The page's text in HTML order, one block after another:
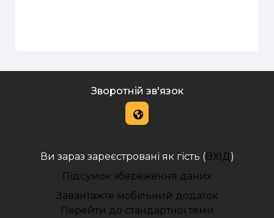
Зворотній зв'язок
Ви зараз зареєстровані як гість (ВХІД )
Підсумок збереження даних
Завантажте мобільний додаток
Перейти до стандартної теми